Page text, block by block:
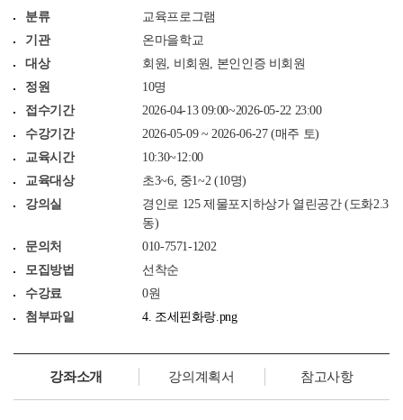
분류
교육프로그램
기관
온마을학교
대상
회원, 비회원, 본인인증 비회원
정원
10명
접수기간
2026-04-13 09:00~2026-05-22 23:00
수강기간
2026-05-09 ~ 2026-06-27 (매주 토)
교육시간
10:30~12:00
교육대상
초3~6, 중1~2 (10명)
강의실
경인로 125 제물포지하상가 열린공간 (도화2.3
동)
문의처
010-7571-1202
모집방법
선착순
수강료
0원
첨부파일
4. 조세핀화랑.png
강좌소개 강의계획서 참고사항